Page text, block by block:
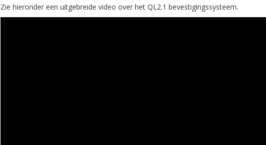
Zie hieronder een uitgebreide video over het QL2.1 bevestigingssysteem.